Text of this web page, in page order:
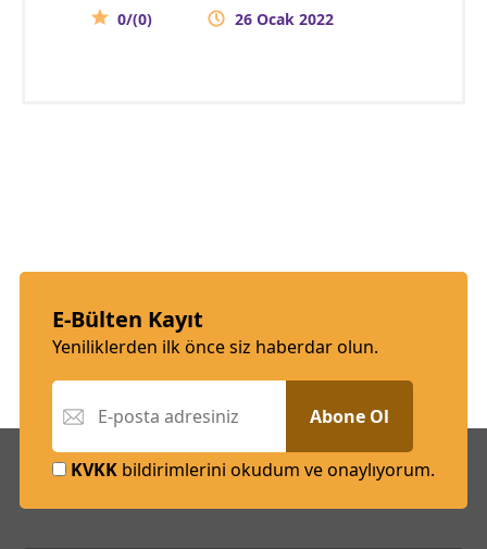
0/(0) 26 Ocak 2022
E-Bülten Kayıt
Yeniliklerden ilk önce siz haberdar olun.
Abone Ol
KVKK bildirimlerini okudum ve onaylıyorum.